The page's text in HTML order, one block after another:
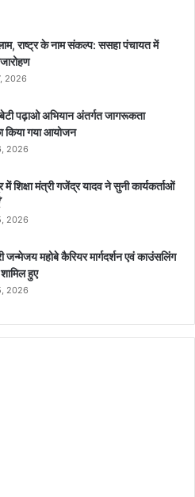
राष्ट्र के नाम संकल्प: ससहा पंचायत में
2026
पढ़ाओ अभियान अंतर्गत जागरूकता
किया गया आयोजन
2026
शिक्षा मंत्री गजेंद्र यादव ने सुनी कार्यकर्ताओं
2026
महोबे कैरियर मार्गदर्शन एवं काउंसलिंग
हुए
2026